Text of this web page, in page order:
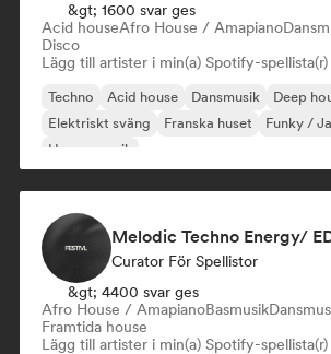
&gt; 1600 svar ges
Acid houseAfro House / Amapiano
Disco
Lägg till artister i min(a) Spotify-spellista(r)
Techno Acid house Dansmusik
Deep
Elektriskt sväng
Franska huset
Funky /
House-musik
Curator För Spellistor
&gt; 4400 svar ges
Afro House / AmapianoBasmusik
Framtida house
Lägg till artister i min(a) Spotify-spellista(r)